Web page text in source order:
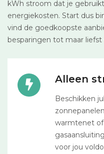
kWh stroom dat je
energiekosten. Start dus
vind de goedkoopste
besparingen tot maar liefst
Alleen
Beschikken
warmtenet
voor jou